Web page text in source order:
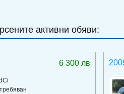
активни обяви:
6 300 лв